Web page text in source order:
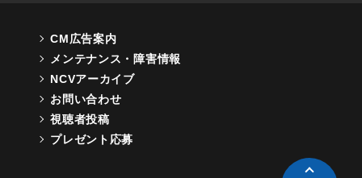
CM広告案内
メンテナンス・障害情報
NCVアーカイブ
お問い合わせ
視聴者投稿
プレゼント応募